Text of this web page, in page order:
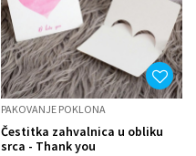
PAKOVANJE POKLONA
Čestitka zahvalnica u obliku
srca - Thank you